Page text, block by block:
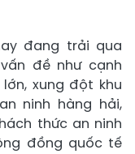
đang trải qua
đề như cạnh
xung đột khu
ninh hàng hải,
thức an ninh
đồng quốc tế